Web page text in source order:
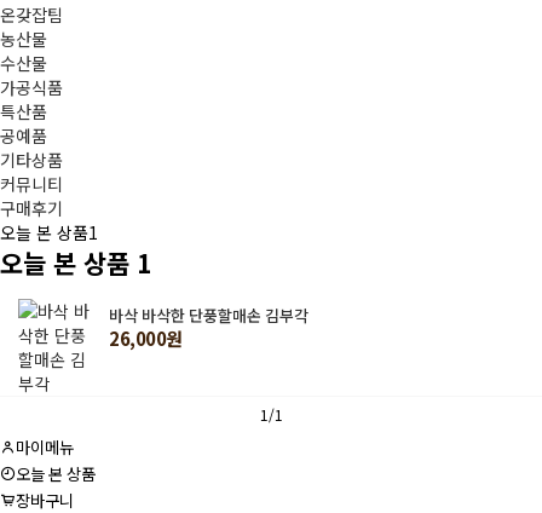
온갖잡팀
농산물
수산물
가공식품
특산품
공예품
기타상품
커뮤니티
구매후기
오늘 본 상품1
오늘 본 상품 1
바삭 바삭한 단풍할매손 김부각
26,000원
1/1
마이메뉴
오늘 본 상품
장바구니